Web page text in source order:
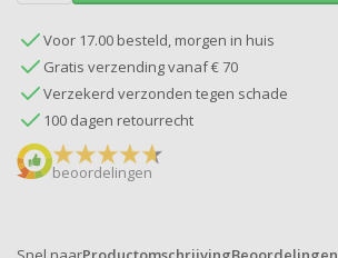
Voor 17.00 besteld, morgen in huis
Gratis verzending vanaf € 70
Verzekerd verzonden tegen schade
100 dagen retourrecht
beoordelingen